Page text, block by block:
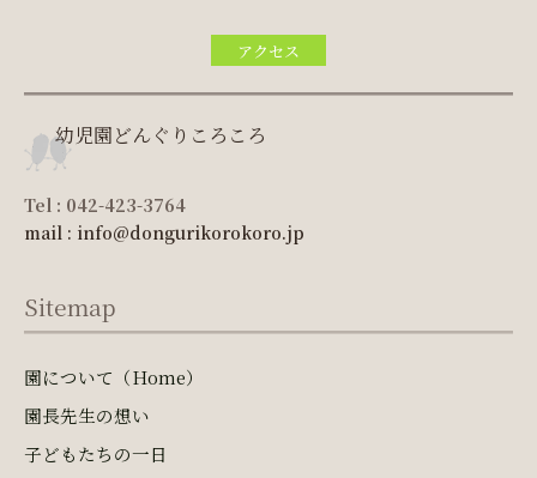
アクセス
幼児園どんぐりころころ
Tel : 042-423-3764
mail : info@dongurikorokoro.jp
Sitemap
園について（Home）
園長先生の想い
子どもたちの一日